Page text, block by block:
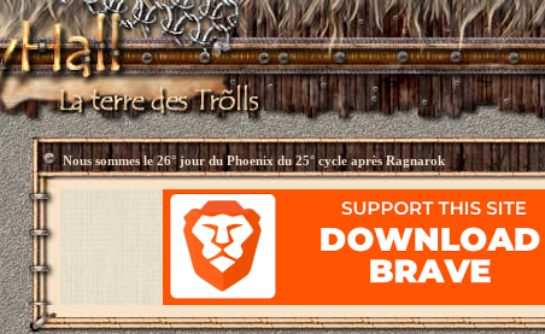
Nous sommes le26° jour du Phoenix du 25° cycle après Ragnarok